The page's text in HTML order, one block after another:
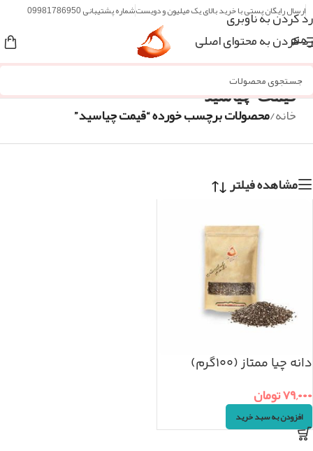
رد کردن به ناوبری
رد کردن به محتوای اصلی
ارسال رایگان پستی با خرید بالای یک میلیون و دویستشماره پشتیبانی 09981786950
منو
قیمت چیاسید
خانه/محصولات برچسب خورده “قیمت چیاسید”
مشاهده فیلتر
دانه چیا ممتاز (۱۰۰گرم)
۷۹,۰۰۰تومان
افزودن به سبد خرید